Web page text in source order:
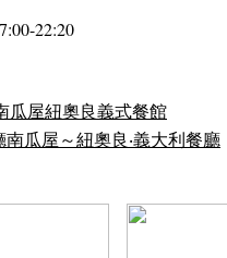
22:20
瓜屋紐奧良義式餐館
南瓜屋～紐奧良‧義大利餐廳